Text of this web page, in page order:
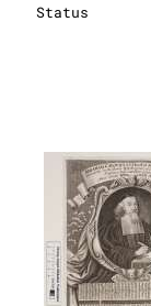
Status